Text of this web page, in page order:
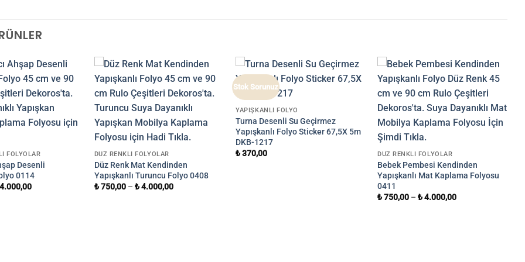
FOLYOLAR
Desenli
0114
DÜZ RENKLI FOLYOLAR
Düz Renk Mat Kendinden
Yapışkanlı Turuncu Folyo 0408
₺750,00– ₺4.000,00
Stok Sorunuz
YAPIŞKANLI FOLYO
Turna Desenli Su Geçirmez
Yapışkanlı Folyo Sticker 67,5X 5m
DKB-1217
₺370,00 DÜZ RENKLI FOLYOLAR
Bebek Pembesi Kendinden
Yapışkanlı Mat Kaplama Folyosu
0411
₺750,00 –₺4.000,00